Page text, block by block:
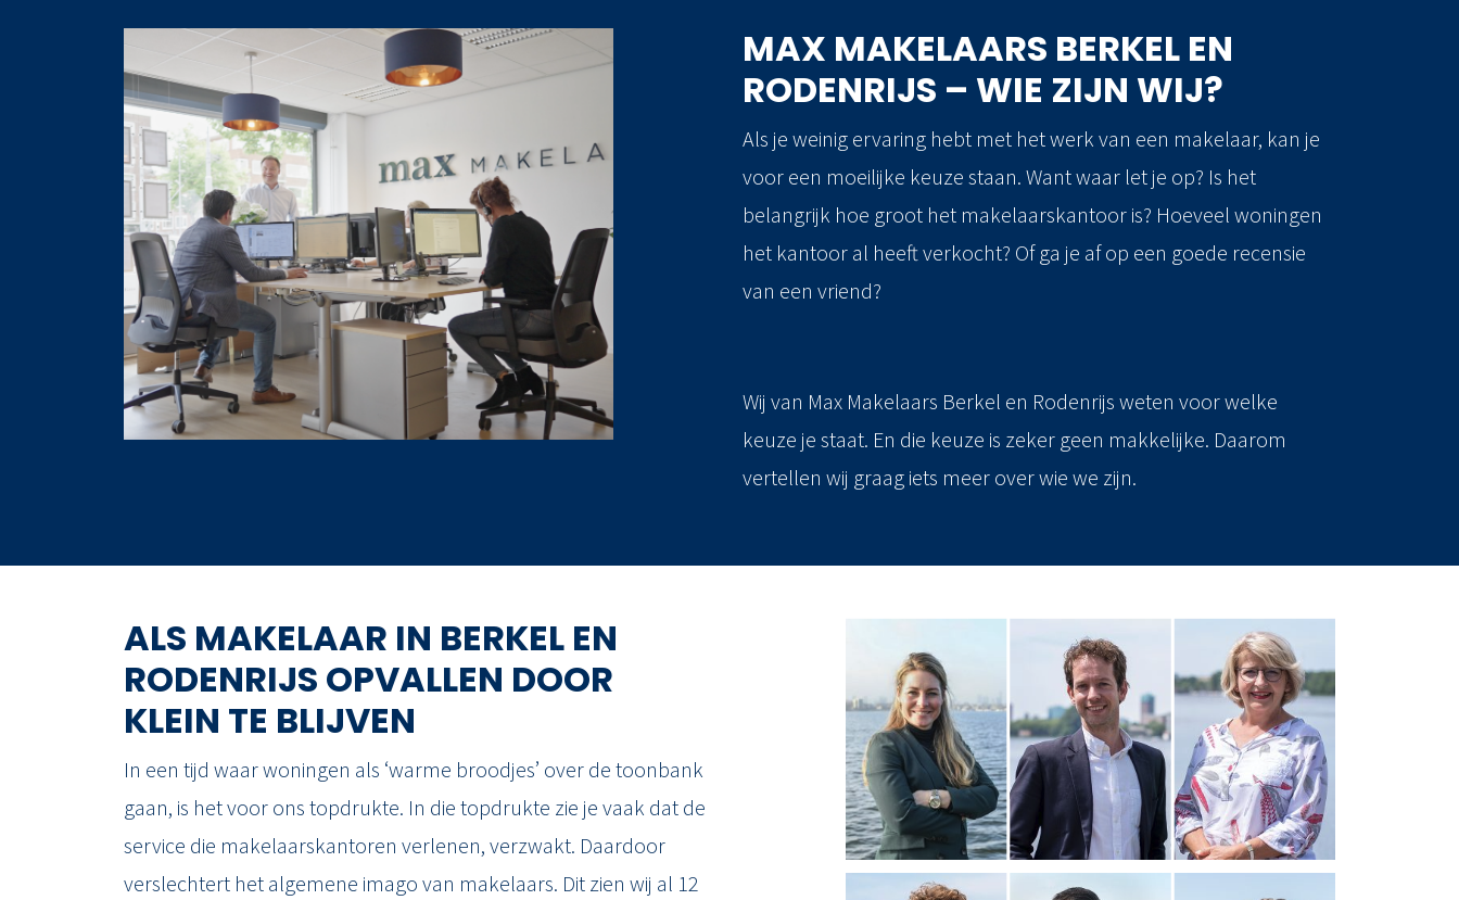
MAX MAKELAARS BERKEL EN
RODENRIJS – WIE ZIJN WIJ?
Als je weinig ervaring hebt met het werk van een makelaar, kan je
voor een moeilijke keuze staan. Want waar let je op? Is het
belangrijk hoe groot het makelaarskantoor is? Hoeveel woningen
het kantoor al heeft verkocht? Of ga je af op een goede recensie
van een vriend?
Wij van Max Makelaars Berkel en Rodenrijs weten voor welke
keuze je staat. En die keuze is zeker geen makkelijke. Daarom
vertellen wij graag iets meer over wie we zijn.
ALS MAKELAAR IN BERKEL EN
RODENRIJS OPVALLEN DOOR
KLEIN TE BLIJVEN
In een tijd waar woningen als ‘warme broodjes’ over de toonbank
gaan, is het voor ons topdrukte. In die topdrukte zie je vaak dat de
service die makelaarskantoren verlenen, verzwakt. Daardoor
verslechtert het algemene imago van makelaars. Dit zien wij al 12